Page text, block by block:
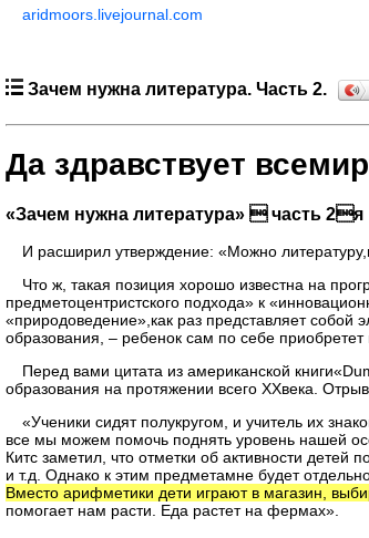
aridmoors.livejournal.com
Зачем нужна литература. Часть 2.
Да здравствует
«Зачем нужна литература»  часть 2я
И расширил утверждение: «Можно
Что ж, такая позиция хорошо известна на
предметоцентристского подхода» к
«природоведение»,как раз представляет
образования, – ребенок сам по себе
Перед вами цитата из американской
образования на протяжении всего ХХвека.
«Ученики сидят полукругом, и учитель их
все мы можем помочь поднять уровень нашей
Китс заметил, что отметки об активности
и т.д. Однако к этим предметамне будет
Вместо арифметики дети играют в магазин,
помогает нам расти. Еда растет на фермах».